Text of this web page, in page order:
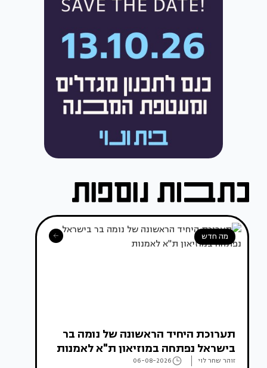
מה חדש
תערוכת היחיד הראשונה של נומה בר
בישראל נפתחה במוזיאון ת"א לאמנות
זוהר שחר לוי 06-08-2026